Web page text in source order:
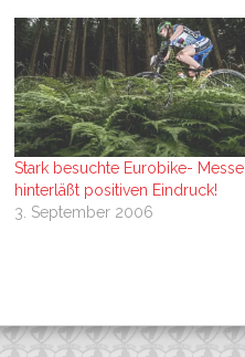
Stark besuchte Eurobike- Messe
hinterläßt positiven Eindruck!
3. September 2006